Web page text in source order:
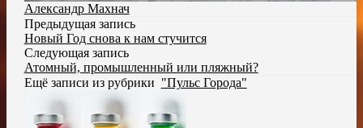
Александр Махнач
Предыдущая запись
Новый Год снова к нам стучится
Следующая запись
Атомный, промышленный или пляжный?
Ещё записи из рубрики "Пульс Города"